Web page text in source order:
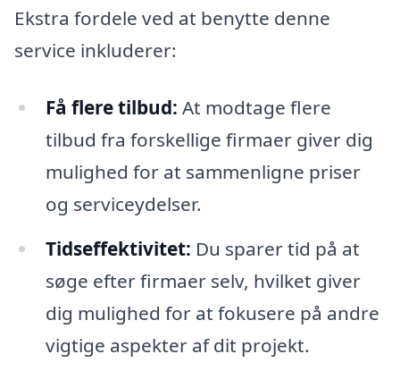
Ekstra fordele ved at benytte denne
service inkluderer:
Få flere tilbud: At modtage flere
tilbud fra forskellige firmaer giver dig
mulighed for at sammenligne priser
og serviceydelser.
Tidseffektivitet: Du sparer tid på at
søge efter firmaer selv, hvilket giver
dig mulighed for at fokusere på andre
vigtige aspekter af dit projekt.